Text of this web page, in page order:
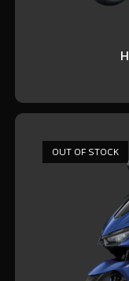
OUT OF STOCK